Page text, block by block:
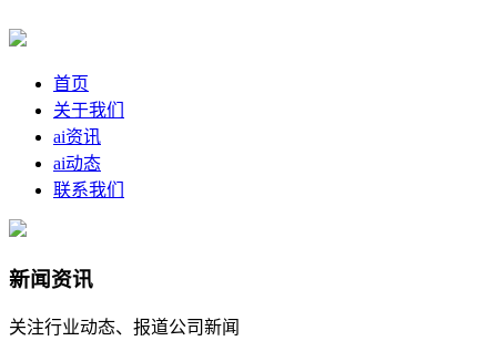
首页
关于我们
ai资讯
ai动态
联系我们
新闻资讯
关注行业动态、报道公司新闻